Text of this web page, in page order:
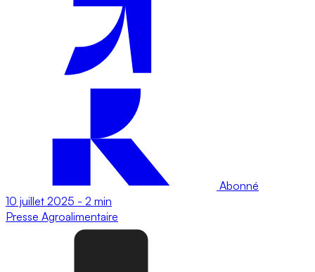
Abonné
10 juillet 2025 - 2 min
Presse Agroalimentaire